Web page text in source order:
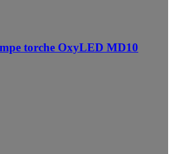
torche OxyLED MD10